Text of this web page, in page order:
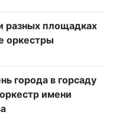
разных площадках
оркестры
города в горсаду
имени